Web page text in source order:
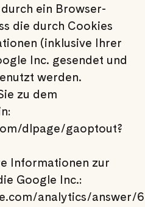
ein Browser-
die durch Cookies
(inklusive Ihrer
Inc. gesendet und
werden.
zu dem
dlpage/gaoptout?
Informationen zur
Google Inc.:
analytics/answer/